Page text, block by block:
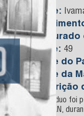
Nome:
Capturado
Idade: 49
Nome do
Nome da
Descrição
O indivíduo foi
Mirim/RN,